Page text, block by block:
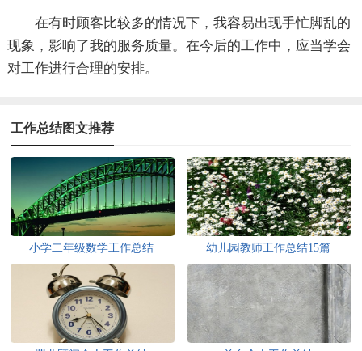
在有时顾客比较多的情况下，我容易出现手忙脚乱的
现象，影响了我的服务质量。在今后的工作中，应当学会
对工作进行合理的安排。
工作总结图文推荐
小学二年级数学工作总结 幼儿园教师工作总结15篇